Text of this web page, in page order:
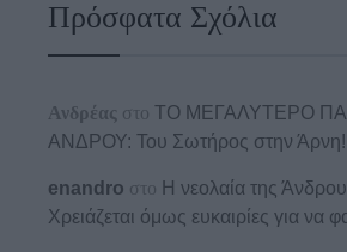
Πρόσφατα Σχόλια
Ανδρέας στο ΤΟ ΜΕΓΑΛΥΤΕΡΟ
ΑΝΔΡΟΥ: Του Σωτήρος στην
enandro στο Η νεολαία της
Χρειάζεται όμως ευκαιρίες για να